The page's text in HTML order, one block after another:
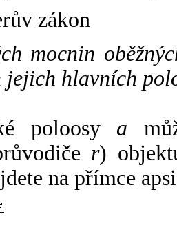
zákon
mocnin
jejich hlavních
poloosy a
r)
na přímce